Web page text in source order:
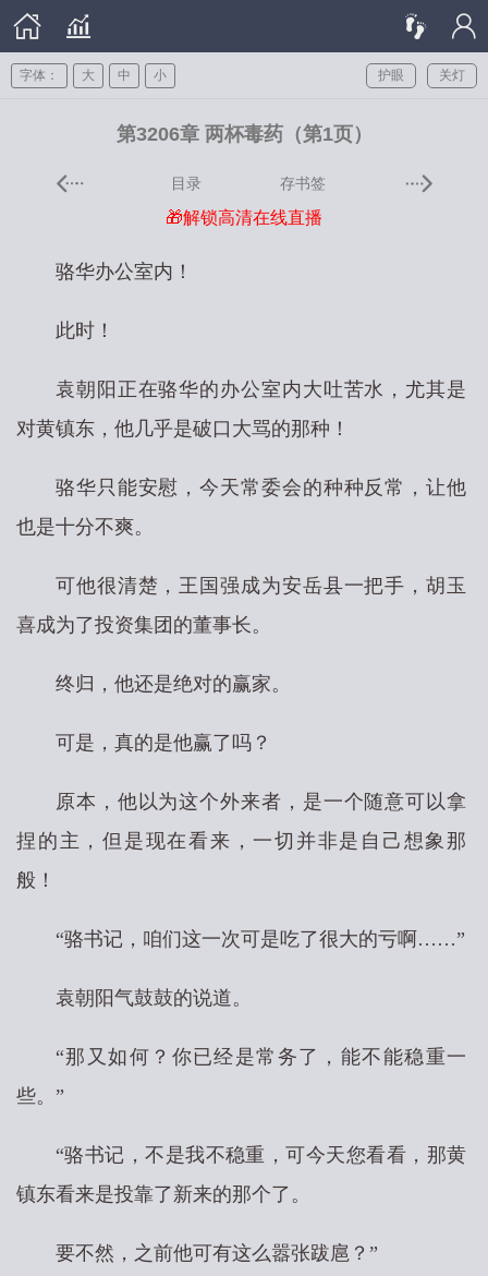
关灯
护眼
字体： 大 中 小
第3206章 两杯毒药（第1页）
目录 存书签
🎁解锁高清在线直播
骆华办公室内！
此时！
袁朝阳正在骆华的办公室内大吐苦水，尤其是
对黄镇东，他几乎是破口大骂的那种！
骆华只能安慰，今天常委会的种种反常，让他
也是十分不爽。
可他很清楚，王国强成为安岳县一把手，胡玉
喜成为了投资集团的董事长。
终归，他还是绝对的赢家。
可是，真的是他赢了吗？
原本，他以为这个外来者，是一个随意可以拿
捏的主，但是现在看来，一切并非是自己想象那
般！
“骆书记，咱们这一次可是吃了很大的亏啊……”
袁朝阳气鼓鼓的说道。
“那又如何？你已经是常务了，能不能稳重一
些。”
“骆书记，不是我不稳重，可今天您看看，那黄
镇东看来是投靠了新来的那个了。
要不然，之前他可有这么嚣张跋扈？”